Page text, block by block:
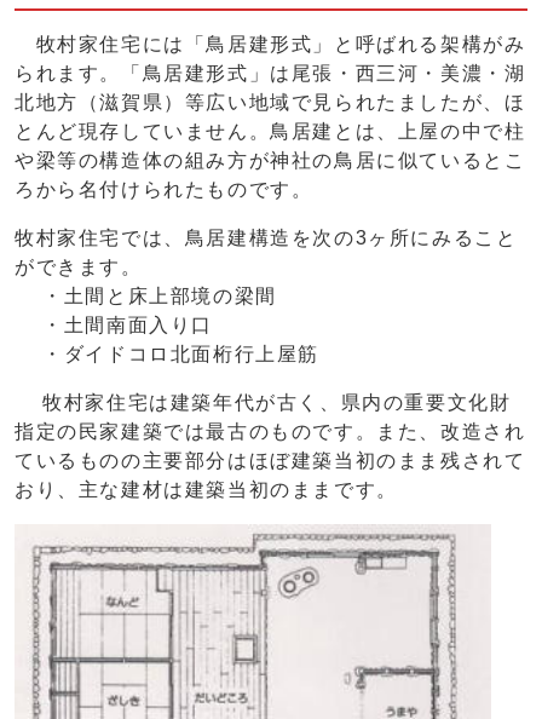
牧村家住宅には「鳥居建形式」と呼ばれる架構がみ
られます。「鳥居建形式」は尾張・西三河・美濃・湖
北地方（滋賀県）等広い地域で見られたましたが、ほ
とんど現存していません。鳥居建とは、上屋の中で柱
や梁等の構造体の組み方が神社の鳥居に似ているとこ
ろから名付けられたものです。
牧村家住宅では、鳥居建構造を次の3ヶ所にみること
ができます。
・土間と床上部境の梁間
・土間南面入り口
・ダイドコロ北面桁行上屋筋
牧村家住宅は建築年代が古く、県内の重要文化財
指定の民家建築では最古のものです。また、改造され
ているものの主要部分はほぼ建築当初のまま残されて
おり、主な建材は建築当初のままです。